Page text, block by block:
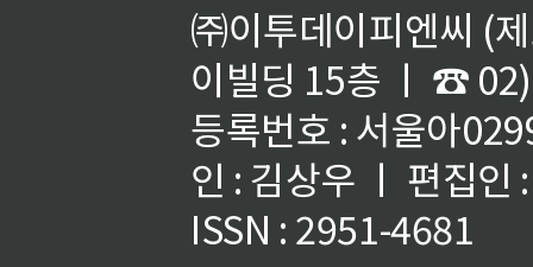
㈜이투데이피엔씨 (
이빌딩 15층 ㅣ ☎
등록번호 : 서울아
인 : 김상우 ㅣ 편집인
ISSN : 2951-4681